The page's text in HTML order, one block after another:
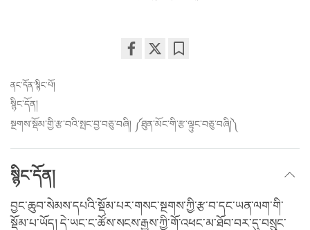
ནང་དོན་སྙིང་པོ།
སྙིང་དོན།
སྔགས་སྡོམ་གྱི་རྩ་བའི་སྤང་བྱ་བཅུ་བཞི། ༼ཐུན་མོང་གི་རྩ་ལྟུང་བཅུ་བཞི།༽
སྙིང་དོན།
བྱང་ཆུབ་སེམས་དཔའི་སྡོམ་པར་གསང་སྔགས་ཀྱི་རྩ་བ་དང་ཡན་ལག་གི་
སྡོམ་པ་ཡོད། དེ་ཡང་ང་ཚོས་སངས་རྒྱས་ཀྱི་གོ་འཕང་མ་ཐོབ་བར་དུ་བསྲུང་